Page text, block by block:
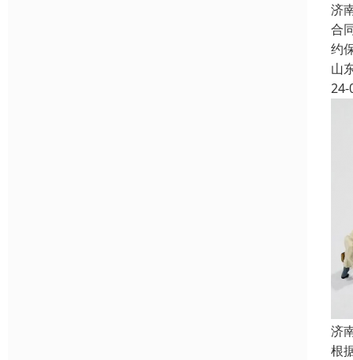
济
合
约
山
24-
济
根